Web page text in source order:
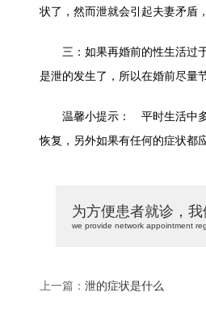
状了，然而泄就会引起夫妻矛盾
三：如果再婚前的性生活过于
是泄的发生了，所以在婚前尽量
温馨小提示： 平时生活中多
恢复，另外如果有任何的症状都
为方便患者就诊，我
we provide network appointment
上一篇： 泄的症状是什么